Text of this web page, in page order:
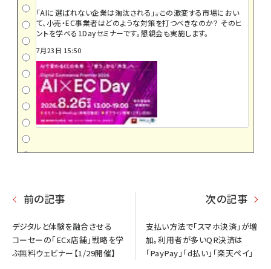
「AIに選ばれない企業は淘汰される」――。この激変する市場におい
て、小売・EC事業者はどのような対策を打つべきなのか？ そのヒ
ントを学べる1Dayセミナーです。懇親会も実施します。
7月23日 15:50
前の記事
デジタルと体験を融合させる
コーセーの「ECx店舗」戦略を学
ぶ無料ウェビナー【1/29開催】
次の記事
支払い方法で「スマホ決済」が増
加。利用者が多いQR決済は
「PayPay」「d払い」「楽天ペイ」